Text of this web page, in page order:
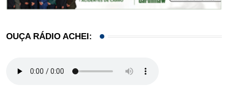
OUÇA RÁDIO ACHEI: